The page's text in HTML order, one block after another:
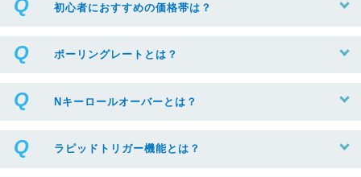
初心者におすすめの価格帯は？
ポーリングレートとは？
Nキーロールオーバーとは？
ラピッドトリガー機能とは？